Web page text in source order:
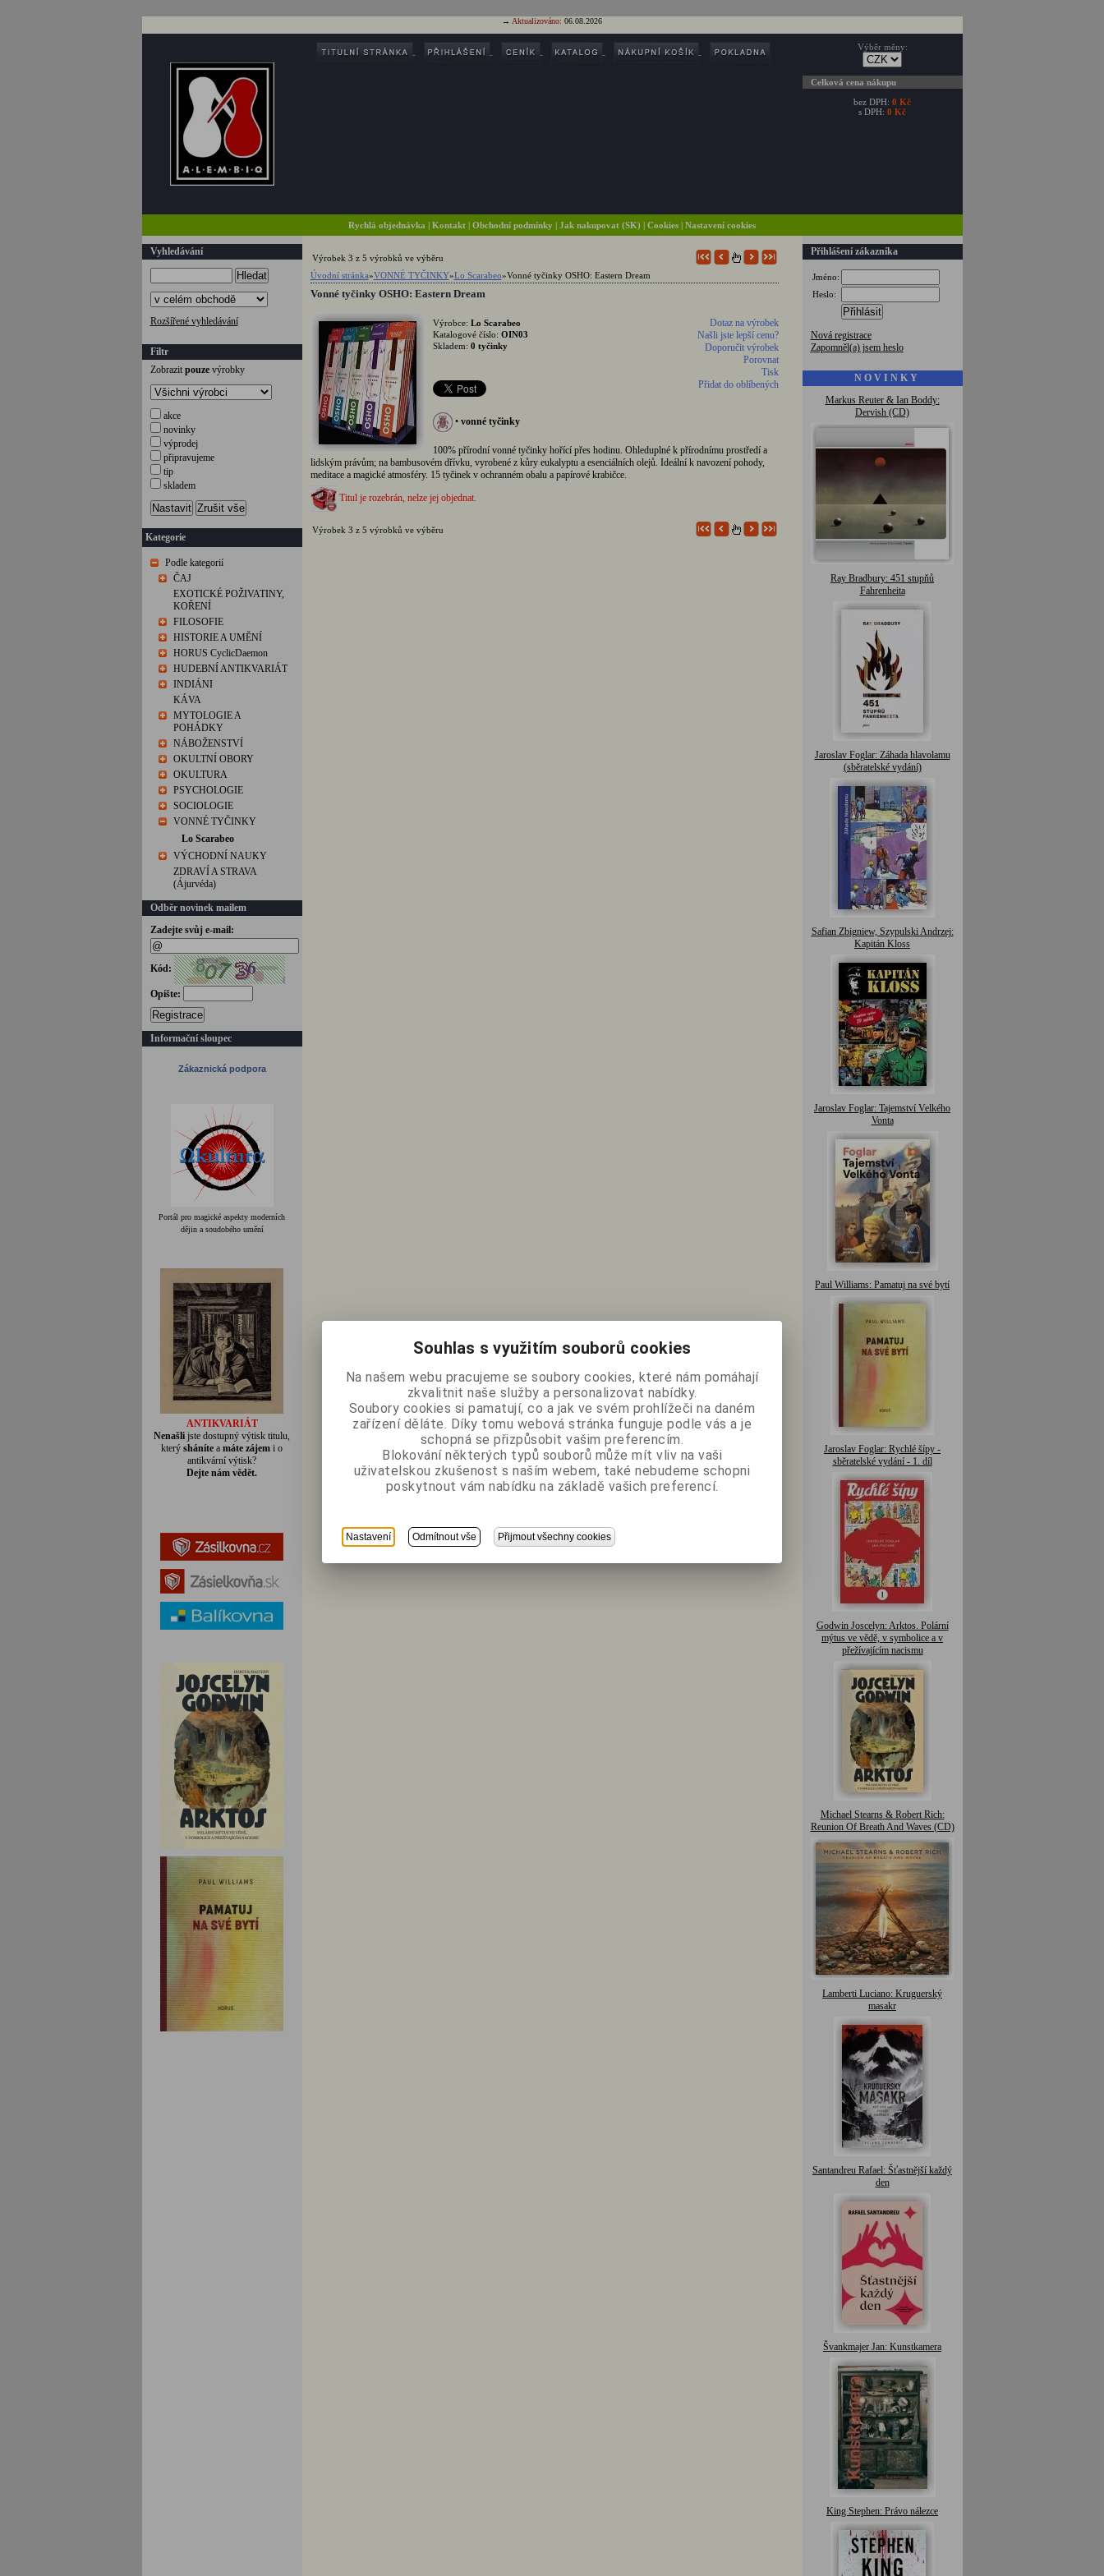
→ Aktualizováno: 06.08.2026
Výběr měny:
Celková cena nákupu
bez DPH: 0 Kč
s DPH: 0 Kč
Rychlá objednávka | Kontakt | Obchodní podmínky | Jak nakupovat (SK) | Cookies | Nastavení cookies
Vyhledávání
Hledat
Rozšířené vyhledávání
Filtr
Zobrazit pouzevýrobky
akce
novinky
výprodej
připravujeme
tip
skladem
Nastavit Zrušit vše
Kategorie
Podle kategorií
ČAJ
EXOTICKÉ POŽIVATINY,
KOŘENÍ
FILOSOFIE
HISTORIE A UMĚNÍ
HORUS CyclicDaemon
HUDEBNÍ ANTIKVARIÁT
INDIÁNI
KÁVA
MYTOLOGIE A
POHÁDKY
NÁBOŽENSTVÍ
OKULTNÍ OBORY
OKULTURA
PSYCHOLOGIE
SOCIOLOGIE
VONNÉ TYČINKY
Lo Scarabeo
VÝCHODNÍ NAUKY
ZDRAVÍ A STRAVA
(Ájurvéda)
Odběr novinek mailem
Zadejte svůj e-mail:
Kód:
Opište:
Registrace
Informační sloupec
Zákaznická podpora
Portál pro magické aspekty moderních
dějin a soudobého umění
ANTIKVARIÁT
Nenašli jste dostupný výtisk titulu,
který sháníte a máte zájem i o
antikvární výtisk?
Dejte nám vědět.
Výrobek 3 z 5 výrobků ve výběru
Úvodní stránka»VONNÉ TYČINKY»Lo Scarabeo»Vonné tyčinky OSHO: Eastern Dream
Vonné tyčinky OSHO: Eastern Dream
Dotaz na výrobek
Našli jste lepší cenu?
Doporučit výrobek
Porovnat
Tisk
Přidat do oblíbených
Výrobce: Lo Scarabeo
Katalogové číslo: OIN03
Skladem: 0 tyčinky
• vonné tyčinky
100% přírodní vonné tyčinky hořící přes hodinu. Ohleduplné k přírodnímu prostředí a
lidským právům; na bambusovém dřívku, vyrobené z kůry eukalyptu a esenciálních olejů. Ideální k navození pohody,
meditace a magické atmosféry. 15 tyčinek v ochranném obalu a papírové krabičce.
Titul je rozebrán, nelze jej objednat.
Výrobek 3 z 5 výrobků ve výběru
Přihlášení zákazníka
Jméno:
Heslo:
Přihlásit
Nová registrace
Zapomněl(a) jsem heslo
N O V I N K Y
Markus Reuter & Ian Boddy:
Dervish (CD)
Ray Bradbury: 451 stupňů
Fahrenheita
Jaroslav Foglar: Záhada hlavolamu
(sběratelské vydání)
Safian Zbigniew, Szypulski Andrzej:
Kapitán Kloss
Jaroslav Foglar: Tajemství Velkého
Vonta
Paul Williams: Pamatuj na své bytí
Jaroslav Foglar: Rychlé šípy -
sběratelské vydání - 1. díl
Godwin Joscelyn: Arktos. Polární
mýtus ve vědě, v symbolice a v
přežívajícím nacismu
Michael Stearns & Robert Rich:
Reunion Of Breath And Waves (CD)
Lamberti Luciano: Kruguerský
masakr
Santandreu Rafael: Šťastnější každý
den
Švankmajer Jan: Kunstkamera
King Stephen: Právo nálezce
Souhlas s využitím souborů cookies
Na našem webu pracujeme se soubory cookies, které nám pomáhají
zkvalitnit naše služby a personalizovat nabídky.
Soubory cookies si pamatují, co a jak ve svém prohlížeči na daném
zařízení děláte. Díky tomu webová stránka funguje podle vás a je
schopná se přizpůsobit vašim preferencím.
Blokování některých typů souborů může mít vliv na vaši
uživatelskou zkušenost s naším webem, také nebudeme schopni
poskytnout vám nabídku na základě vašich preferencí.
Nastavení Odmítnout vše Přijmout všechny cookies